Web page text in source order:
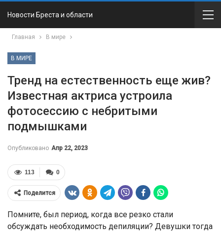
Новости Бреста и области
Главная В мире
В МИРЕ
Тренд на естественность еще жив?
Известная актриса устроила
фотосессию с небритыми
подмышками
Опубликовано Апр 22, 2023
0
113
Поделится
Помните, был период, когда все резко стали
обсуждать необходимость депиляции? Девушки тогда